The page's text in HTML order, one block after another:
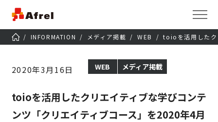
INFORMATION メディア掲載 WEB toioを活用したク
2020年3月16日 WEB メディア掲載
toioを活用したクリエイティブな学びコンテ
ンツ「クリエイティブコース」を2020年4月